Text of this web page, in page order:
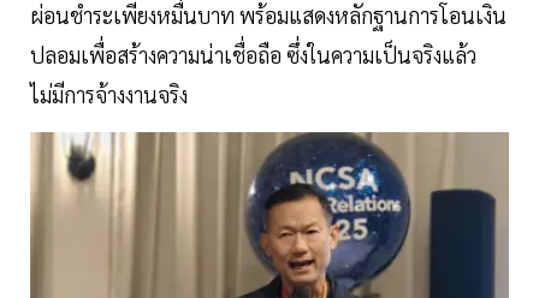
ผ่อนชำระเพียงหมื่นบาท พร้อมแสดงหลักฐานการโอนเงิน
ปลอมเพื่อสร้างความน่าเชื่อถือ ซึ่งในความเป็นจริงแล้ว
ไม่มีการจ้างงานจริง